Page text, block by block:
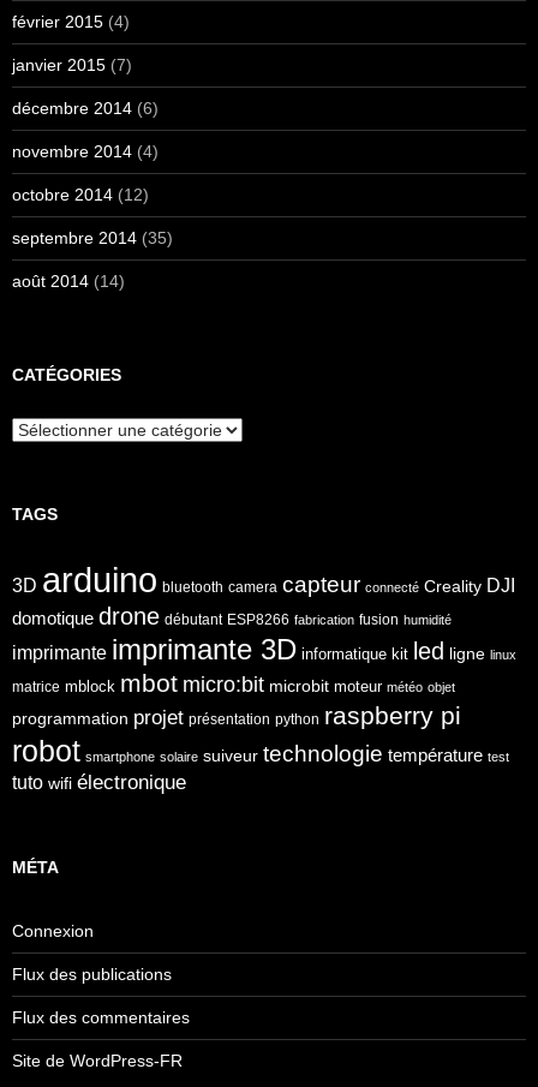
février 2015 (4)
janvier 2015 (7)
décembre 2014 (6)
novembre 2014 (4)
octobre 2014 (12)
septembre 2014 (35)
août 2014 (14)
CATÉGORIES
Catégories
TAGS
3D arduino bluetooth camera capteur connecté Creality DJI
domotique drone débutant ESP8266 fabrication fusion humidité
imprimante imprimante 3D informatique kit led ligne linux
matrice mblock mbot micro:bit microbit moteur météo objet
programmation projet présentation python raspberry pi
robot smartphone solaire suiveur technologie température test
tuto wifi électronique
MÉTA
Connexion
Flux des publications
Flux des commentaires
Site de WordPress-FR